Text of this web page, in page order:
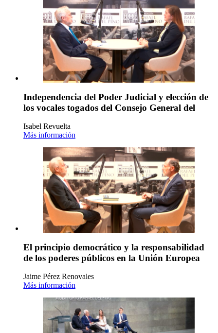
Independencia del Poder Judicial y elección de
los vocales togados del Consejo General del
Isabel Revuelta
Más información
El principio democrático y la responsabilidad
de los poderes públicos en la Unión Europea
Jaime Pérez Renovales
Más información